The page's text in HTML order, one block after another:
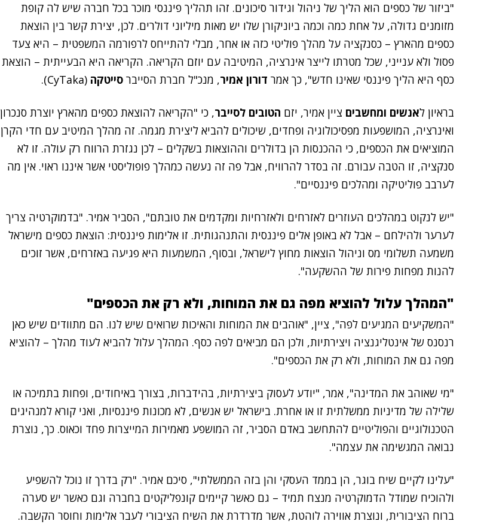
"ביזור של כספים הוא הליך של ניהול וגידור סיכונים. זהו תהליך פיננסי מוכר בכל חברה שיש לה קופת
מזומנים גדולה, על אחת כמה וכמה ביוניקורן שלו יש מאות מיליוני דולרים. לכן, יצירת קשר בין הוצאת
כספים מהארץ – כסנקציה על מהלך פוליטי כזה או אחר, מבלי להתייחס לרפורמה המשפטית – היא צעד
פסול ולא ענייני, שכל מטרתו לייצר אינרציה, המיטיבה עם יוזם הקריאה. הקריאה היא הבעייתית – הוצאת
כסף היא הליך פיננסי שאינו חדש", כך אמר דורון אמיר, מנכ"ל חברת הסייבר סייטקה (CyTaka).
בראיון לאנשים ומחשבים ציין אמיר, יזם הטובים לסייבר, כי "הקריאה להוצאת כספים מהארץ יוצרת סנכרון
ואינרציה, המושפעות מפסיכולוגיה ופחדים, שיכולים להביא ליצירת מגמה. זה מהלך המיטיב עם חדי הקרן
המוציאים את הכספים, כי ההכנסות הן בדולרים וההוצאות בשקלים – לכן נגזרת הרווח רק עולה. זו לא
סנקציה, זו הטבה עבורם. זה בסדר להרוויח, אבל פה זה נעשה כמהלך פופוליסטי אשר איננו ראוי. אין מה
לערבב פוליטיקה ומהלכים פיננסיים".
"יש לנקוט במהלכים העוזרים לאזרחים ולאזרחיות ומקדמים את טובתם", הסביר אמיר. "בדמוקרטיה צריך
לערער ולהילחם – אבל לא באופן אלים פיננסית והתנהגותית. זו אלימות פיננסית: הוצאת כספים מישראל
משמעה תשלומי מס וניהול הוצאות מחוץ לישראל, ובסוף, המשמעות היא פגיעה באזרחים, אשר זוכים
להנות מפחות פירות של ההשקעה".
"המהלך עלול להוציא מפה גם את המוחות, ולא רק את הכספים"
"המשקיעים המגיעים לפה", ציין, "אוהבים את המוחות והאיכות שרואים שיש לנו. הם מתוודים שיש כאן
רנסנס של אינטליגנציה ויצירתיות, ולכן הם מביאים לפה כסף. המהלך עלול להביא לעוד מהלך – להוציא
מפה גם את המוחות, ולא רק את הכספים".
"מי שאוהב את המדינה", אמר, "יודע לעסוק ביצירתיות, בהידברות, בצורך באיחודים, ופחות בתמיכה או
שלילה של מדיניות ממשלתית זו או אחרת. בישראל יש אנשים, לא מכונות פיננסיות, ואני קורא למנהיגים
הטכנולוגיים והפוליטיים להתחשב באדם הסביר, זה המושפע מאמירות המייצרות פחד וכאוס. כך, נוצרת
נבואה המגשימה את עצמה".
"עלינו לקיים שיח בוגר, הן בממד העסקי והן בזה הממשלתי", סיכם אמיר. "רק בדרך זו נוכל להשפיע
ולהוכיח שמודל הדמוקרטיה מנצח תמיד – גם כאשר קיימים קונפליקטים בחברה וגם כאשר יש סערה
ברוח הציבורית, ונוצרת אווירה לוהטת, אשר מדרדרת את השיח הציבורי לעבר אלימות וחוסר הקשבה.